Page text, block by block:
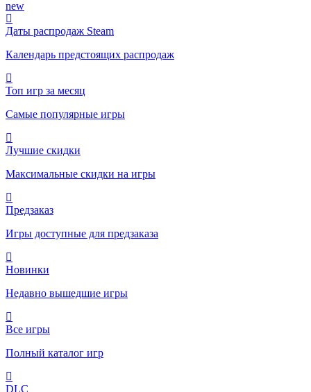
new
Даты распродаж Steam
Календарь предстоящих распродаж
Топ игр за месяц
Самые популярные игры
Лучшие скидки
Максимальные скидки на игры
Предзаказ
Игры доступные для предзаказа
Новинки
Недавно вышедшие игры
Все игры
Полный каталог игр
DLC